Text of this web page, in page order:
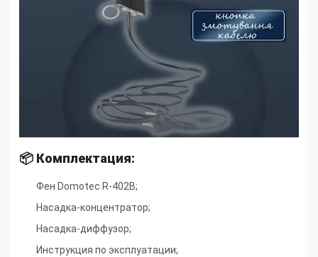
📦 Комплектация:
Фен Domotec R-402B;
Насадка-концентратор;
Насадка-диффузор;
Инструкция по эксплуатации;